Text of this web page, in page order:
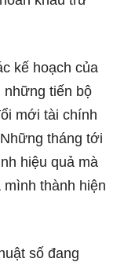
kế hoạch của
tiến bộ
mới tài chính
tháng tới
hiệu quả mà
thành hiện
số đang